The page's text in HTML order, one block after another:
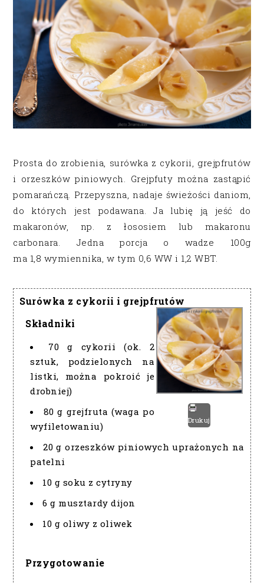
Prosta do zrobienia, surówka z cykorii, grejpfrutów
i orzeszków piniowych. Grejpfuty można zastąpić
pomarańczą. Przepyszna, nadaje świeżości daniom,
do których jest podawana. Ja lubię ją jeść do
makaronów, np. z łososiem lub makaronu
carbonara. Jedna porcja o wadze 100g
ma 1,8 wymiennika, w tym 0,6 WW i 1,2 WBT.
Surówka z cykorii i grejpfrutów
Drukuj
Składniki
70 g cykorii (ok. 2
sztuk, podzielonych na
listki, można pokroić je
drobniej)
80 g grejfruta (waga po
wyfiletowaniu)
20 g orzeszków piniowych uprażonych na
patelni
10 g soku z cytryny
6 g musztardy dijon
10 g oliwy z oliwek
Przygotowanie